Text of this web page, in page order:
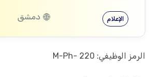
الإعلام دمشق
الرمز الوظيفي: M-Ph- 220